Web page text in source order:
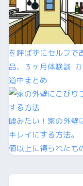
を呼ばずにセルフで
品、３ヶ月体験談
道中まとめ
嘘みたい！家の外壁
キレイにする方法。
値以上に得られたも